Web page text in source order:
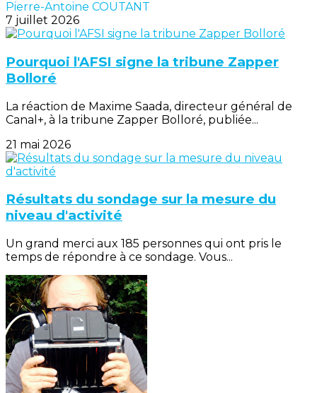
Pierre-Antoine COUTANT
7 juillet 2026
Pourquoi l'AFSI signe la tribune Zapper
Bolloré
La réaction de Maxime Saada, directeur général de
Canal+, à la tribune Zapper Bolloré, publiée...
21 mai 2026
Résultats du sondage sur la mesure du
niveau d'activité
Un grand merci aux 185 personnes qui ont pris le
temps de répondre à ce sondage. Vous...